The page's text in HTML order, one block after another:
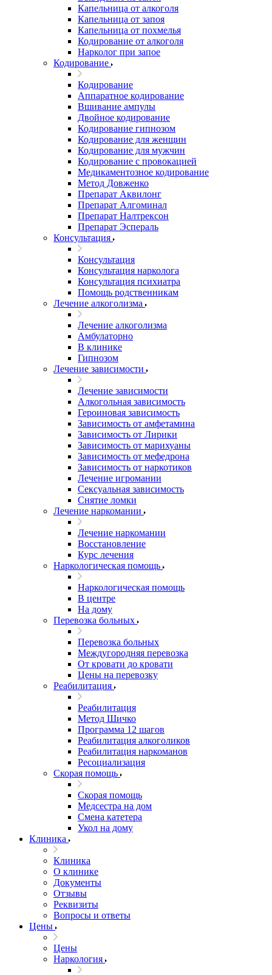
Капельница от алкоголя
Капельница от запоя
Капельница от похмелья
Кодирование от алкоголя
Нарколог при запое
Кодирование
Кодирование
Аппаратное кодирование
Вшивание ампулы
Двойное кодирование
Кодирование гипнозом
Кодирование для женщин
Кодирование для мужчин
Кодирование с провокацией
Медикаментозное кодирование
Метод Довженко
Препарат Аквилонг
Препарат Алгоминал
Препарат Налтрексон
Препарат Эспераль
Консультация
Консультация
Консультация нарколога
Консультация психиатра
Помощь родственникам
Лечение алкоголизма
Лечение алкоголизма
Амбулаторно
В клинике
Гипнозом
Лечение зависимости
Лечение зависимости
Алкогольная зависимость
Героиновая зависимость
Зависимость от амфетамина
Зависимость от Лирики
Зависимость от марихуаны
Зависимость от мефедрона
Зависимость от наркотиков
Лечение игромании
Сексуальная зависимость
Снятие ломки
Лечение наркомании
Лечение наркомании
Восстановление
Курс лечения
Наркологическая помощь
Наркологическая помощь
В центре
На дому
Перевозка больных
Перевозка больных
Междугородняя перевозка
От кровати до кровати
Цены на перевозку
Реабилитация
Реабилитация
Метод Шичко
Программа 12 шагов
Реабилитация алкоголиков
Реабилитация наркоманов
Ресоциализация
Скорая помощь
Скорая помощь
Медсестра на дом
Смена катетера
Укол на дому
Клиника
Клиника
О клинике
Документы
Отзывы
Реквизиты
Вопросы и ответы
Цены
Цены
Наркология